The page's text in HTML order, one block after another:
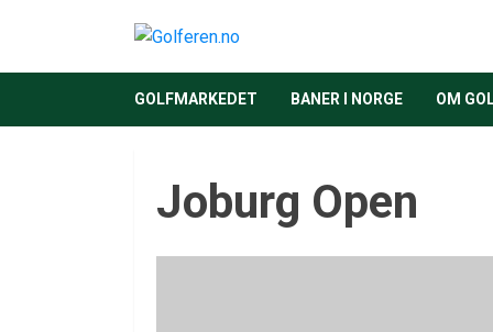
GOLFMARKEDET BANER I NORGE OM
Joburg Open